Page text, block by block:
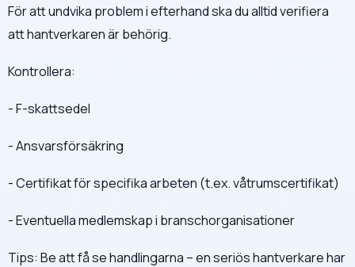
För att undvika problem i efterhand ska du alltid verifiera
att hantverkaren är behörig.
Kontrollera:
- F-skattsedel
- Ansvarsförsäkring
- Certifikat för specifika arbeten (t.ex. våtrumscertifikat)
- Eventuella medlemskap i branschorganisationer
Tips: Be att få se handlingarna – en seriös hantverkare har